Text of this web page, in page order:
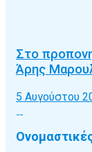
Στο
Άρης
5 Αυγούστου